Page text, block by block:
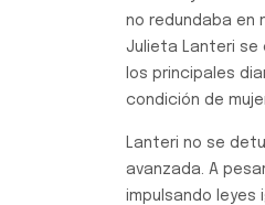
no redundaba en
Julieta Lanteri se
los principales
condición de
Lanteri no se
avanzada. A
impulsando leyes